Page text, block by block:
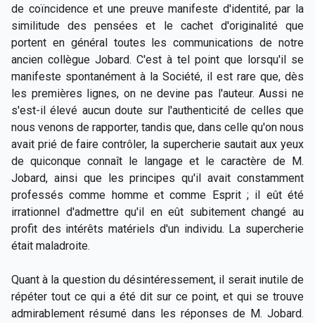
de coïncidence et une preuve manifeste d'identité, par la
similitude des pensées et le cachet d'originalité que
portent en général toutes les communications de notre
ancien collègue Jobard. C'est à tel point que lorsqu'il se
manifeste spontanément à la Société, il est rare que, dès
les premières lignes, on ne devine pas l'auteur. Aussi ne
s'est-il élevé aucun doute sur l'authenticité de celles que
nous venons de rapporter, tandis que, dans celle qu'on nous
avait prié de faire contrôler, la supercherie sautait aux yeux
de quiconque connaît le langage et le caractère de M.
Jobard, ainsi que les principes qu'il avait constamment
professés comme homme et comme Esprit ; il eût été
irrationnel d'admettre qu'il en eût subitement changé au
profit des intérêts matériels d'un individu. La supercherie
était maladroite.
Quant à la question du désintéressement, il serait inutile de
répéter tout ce qui a été dit sur ce point, et qui se trouve
admirablement résumé dans les réponses de M. Jobard.